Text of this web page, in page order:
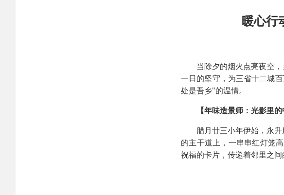
暖心行
当除夕的烟火点亮夜空
一日的坚守，为三省十二城
处是吾乡"的温情。
【年味造景师：光影里的
腊月廿三小年伊始，永
的主干道上，一串串红灯笼
祝福的卡片，传递着邻里之